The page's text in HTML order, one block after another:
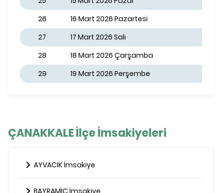
26
16 Mart 2026 Pazartesi
27
17 Mart 2026 Salı
28
18 Mart 2026 Çarşamba
29
19 Mart 2026 Perşembe
ÇANAKKALE İlçe İmsakiyeleri
AYVACIK İmsakiye
BAYRAMİÇ İmsakiye